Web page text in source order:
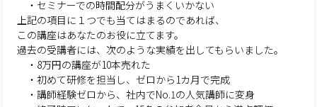
・セミナーでの時間配分がうまくいかない
上記の項目に１つでも当てはまるのであれば、
この講座はあなたのお役に立てます。
過去の受講者には、次のような実績を出してもらいました。
・8万円の講座が10本売れた
・初めて研修を担当し、ゼロから1カ月で完成
・講師経験ゼロから、社内でNo.1の人気講師に変身